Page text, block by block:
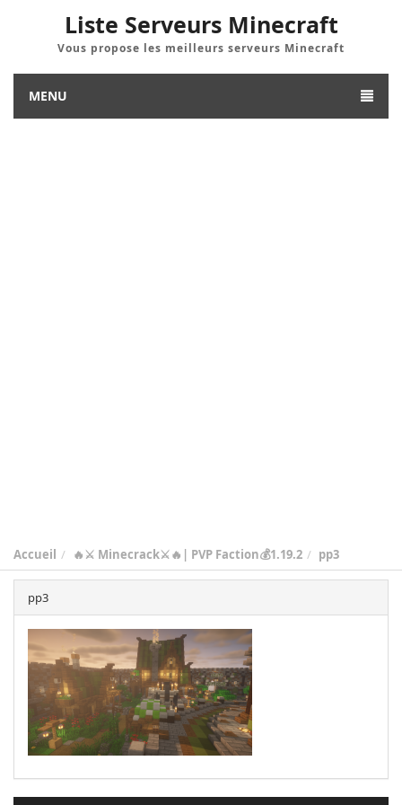
Liste Serveurs Minecraft
Vous propose les meilleurs serveurs Minecraft
MENU
Accueil 🔥⚔️ Minecrack⚔️🔥| PVP Faction💰1.19.2 pp3
pp3